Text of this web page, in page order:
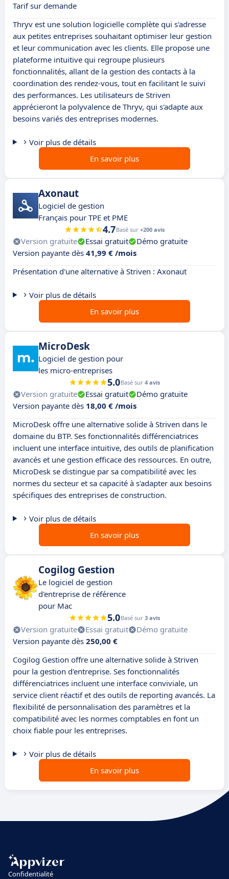
Tarif sur demande
Thryv est une solution logicielle complète qui s'adresse
aux petites entreprises souhaitant optimiser leur gestion
et leur communication avec les clients. Elle propose une
plateforme intuitive qui regroupe plusieurs
fonctionnalités, allant de la gestion des contacts à la
coordination des rendez-vous, tout en facilitant le suivi
des performances. Les utilisateurs de Striven
apprécieront la polyvalence de Thryv, qui s'adapte aux
besoins variés des entreprises modernes.
Voir plus de détails
En savoir plus
Axonaut
Logiciel de gestion
Français pour TPE et PME
4.7Basé sur +200 avis
Version gratuite Essai gratuit
Démo gratuite
Version payante dès 41,99 € /mois
Présentation d'une alternative à Striven : Axonaut
Voir plus de détails
En savoir plus
MicroDesk
Logiciel de gestion pour
les micro-entreprises
5.0Basé sur 4 avis
Version gratuite Essai gratuit
Démo gratuite
Version payante dès 18,00 € /mois
MicroDesk offre une alternative solide à Striven dans le
domaine du BTP. Ses fonctionnalités différenciatrices
incluent une interface intuitive, des outils de planification
avancés et une gestion efficace des ressources. En outre,
MicroDesk se distingue par sa compatibilité avec les
normes du secteur et sa capacité à s'adapter aux besoins
spécifiques des entreprises de construction.
Voir plus de détails
En savoir plus
Cogilog Gestion
Le logiciel de gestion
d'entreprise de référence
pour Mac
5.0Basé sur 3 avis
Version gratuite Essai gratuit
Démo gratuite
Version payante dès 250,00 €
Cogilog Gestion offre une alternative solide à Striven
pour la gestion d'entreprise. Ses fonctionnalités
différenciatrices incluent une interface conviviale, un
service client réactif et des outils de reporting avancés. La
flexibilité de personnalisation des paramètres et la
compatibilité avec les normes comptables en font un
choix fiable pour les entreprises.
Voir plus de détails
En savoir plus
Confidentialité